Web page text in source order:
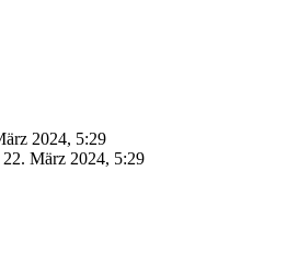
2024, 5:29
22. März 2024, 5:29